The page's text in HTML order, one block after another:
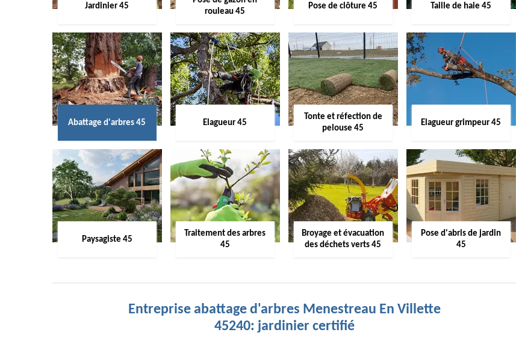
Jardinier 45
rouleau 45
Pose de clôture 45 Taille de haie 45
Abattage d'arbres 45 Elagueur 45
Tonte et réfection de
pelouse 45
Elagueur grimpeur 45
Paysagiste 45
Traitement des arbres
45
Broyage et évacuation
des déchets verts 45
Pose d'abris de jardin
45
Entreprise abattage d'arbres Menestreau En Villette
45240: jardinier certifié